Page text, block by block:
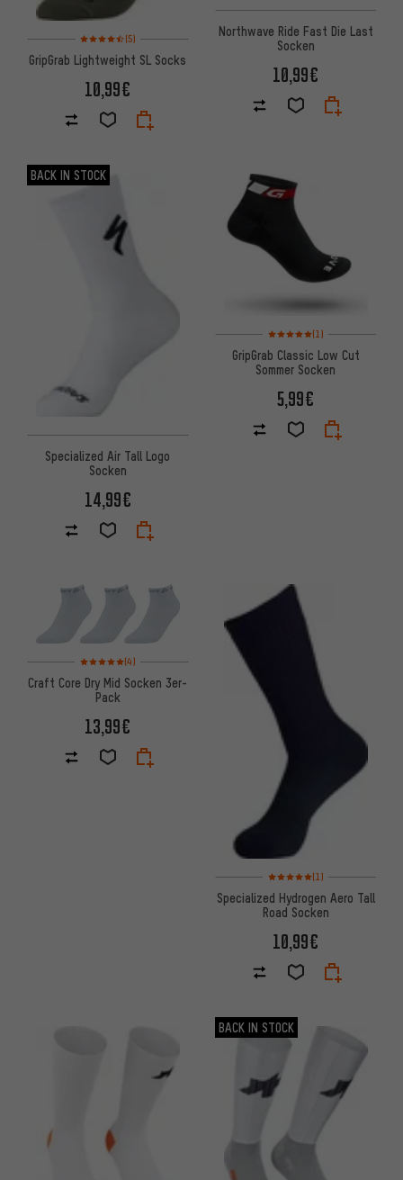
Bewertungen: 4,5 von 5 basierend auf 5 Bewertungen
(5)
GripGrab Lightweight SL Socks
10,99€
Northwave Ride Fast Die Last
Socken
10,99€
BACK IN STOCK
Specialized Air Tall Logo
Socken
14,99€
Bewertungen: 5 von 5
(1)
GripGrab Classic Low Cut
Sommer Socken
5,99€
Bewertungen: 5 von 5 basierend auf 4 Bewertungen
(4)
Craft Core Dry Mid Socken 3er-
Pack
13,99€
Bewertungen: 5 von 5
(1)
Specialized Hydrogen Aero Tall
Road Socken
10,99€
BACK IN STOCK